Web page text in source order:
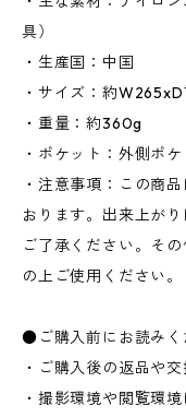
具）
・生産国：中国
・サイズ：約
・重量：約360g
・ポケット：外側ポ
・注意事項：この商
おります。出来上が
ご了承ください。そ
の上ご使用ください。
●ご購入前にお読みく
・ご購入後の返品や交
・撮影環境や閲覧環